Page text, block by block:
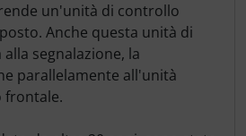
un'unità di controllo
Anche questa unità di
segnalazione, la
parallelamente all'unità
frontale.